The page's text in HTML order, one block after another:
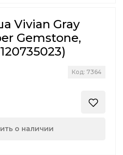
Vivian Gray
Gemstone,
Код: 7364
о наличии